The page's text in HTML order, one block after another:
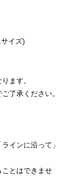
イズ)
ます。
了承ください。
インに沿って」
ことはできませ